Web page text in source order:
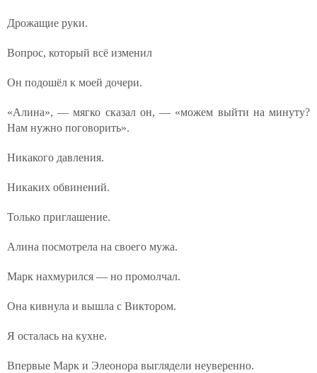
Дрожащие руки.
Вопрос, который всё изменил
Он подошёл к моей дочери.
«Алина», — мягко сказал он, — «можем выйти на минуту?
Нам нужно поговорить».
Никакого давления.
Никаких обвинений.
Только приглашение.
Алина посмотрела на своего мужа.
Марк нахмурился — но промолчал.
Она кивнула и вышла с Виктором.
Я осталась на кухне.
Впервые Марк и Элеонора выглядели неуверенно.